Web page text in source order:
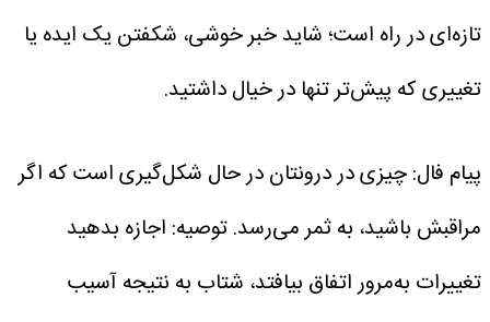
تازه‌ای در راه است؛ شاید خبر خوشی، شکفتن یک ایده یا
تغییری که پیش‌تر تنها در خیال داشتید.
پیام فال: چیزی در درونتان در حال شکل‌گیری است که اگر
مراقبش باشید، به ثمر می‌رسد.توصیه: اجازه بدهید
تغییرات به‌مرور اتفاق بیافتد، شتاب به نتیجه آسیب